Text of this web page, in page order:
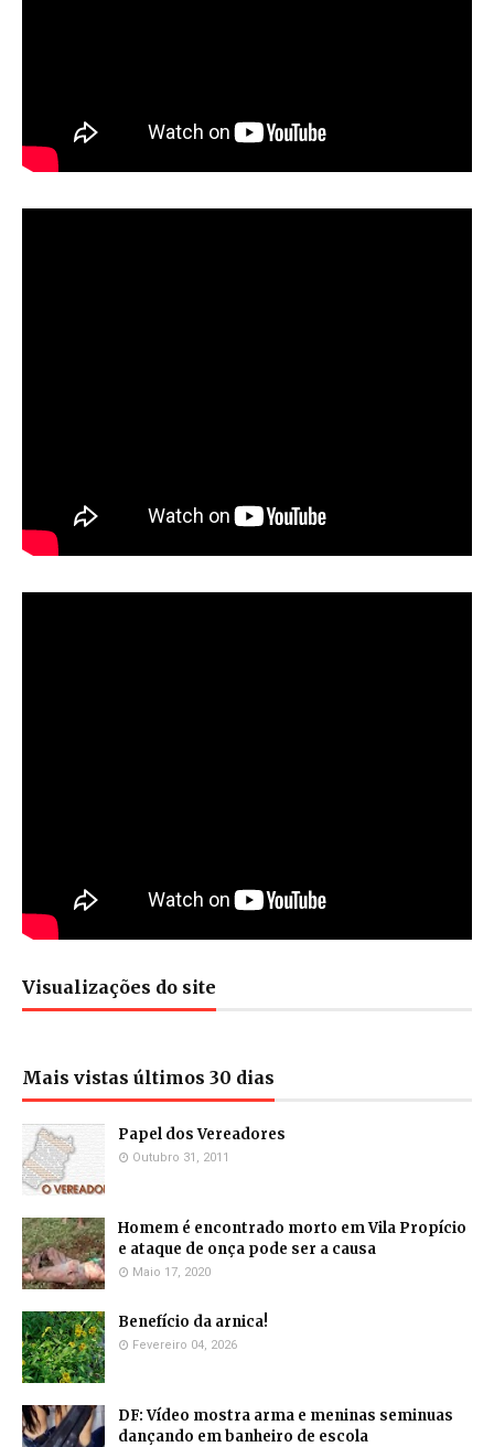
Visualizações do site
Mais vistas últimos 30 dias
Papel dos Vereadores
Outubro 31, 2011
Homem é encontrado morto em Vila Propício
e ataque de onça pode ser a causa
Maio 17, 2020
Benefício da arnica!
Fevereiro 04, 2026
DF: Vídeo mostra arma e meninas seminuas
dançando em banheiro de escola